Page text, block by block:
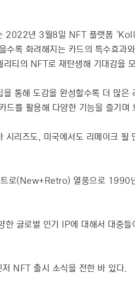
2022년 3월8일 NFT 플랫폼
록 화려해지는 카드의 특수효과
티의 NFT로 재탄생해 기대감을
통해 도감을 완성할수록 더 많은
를 활용해 다양한 기능을 즐기며
리즈도, 미국에서도 리메이크 될
로(New+Retro) 열풍으로 1990
글로벌 인기 IP에 대해서 대중
NFT 출시 소식을 전한 바 있다.